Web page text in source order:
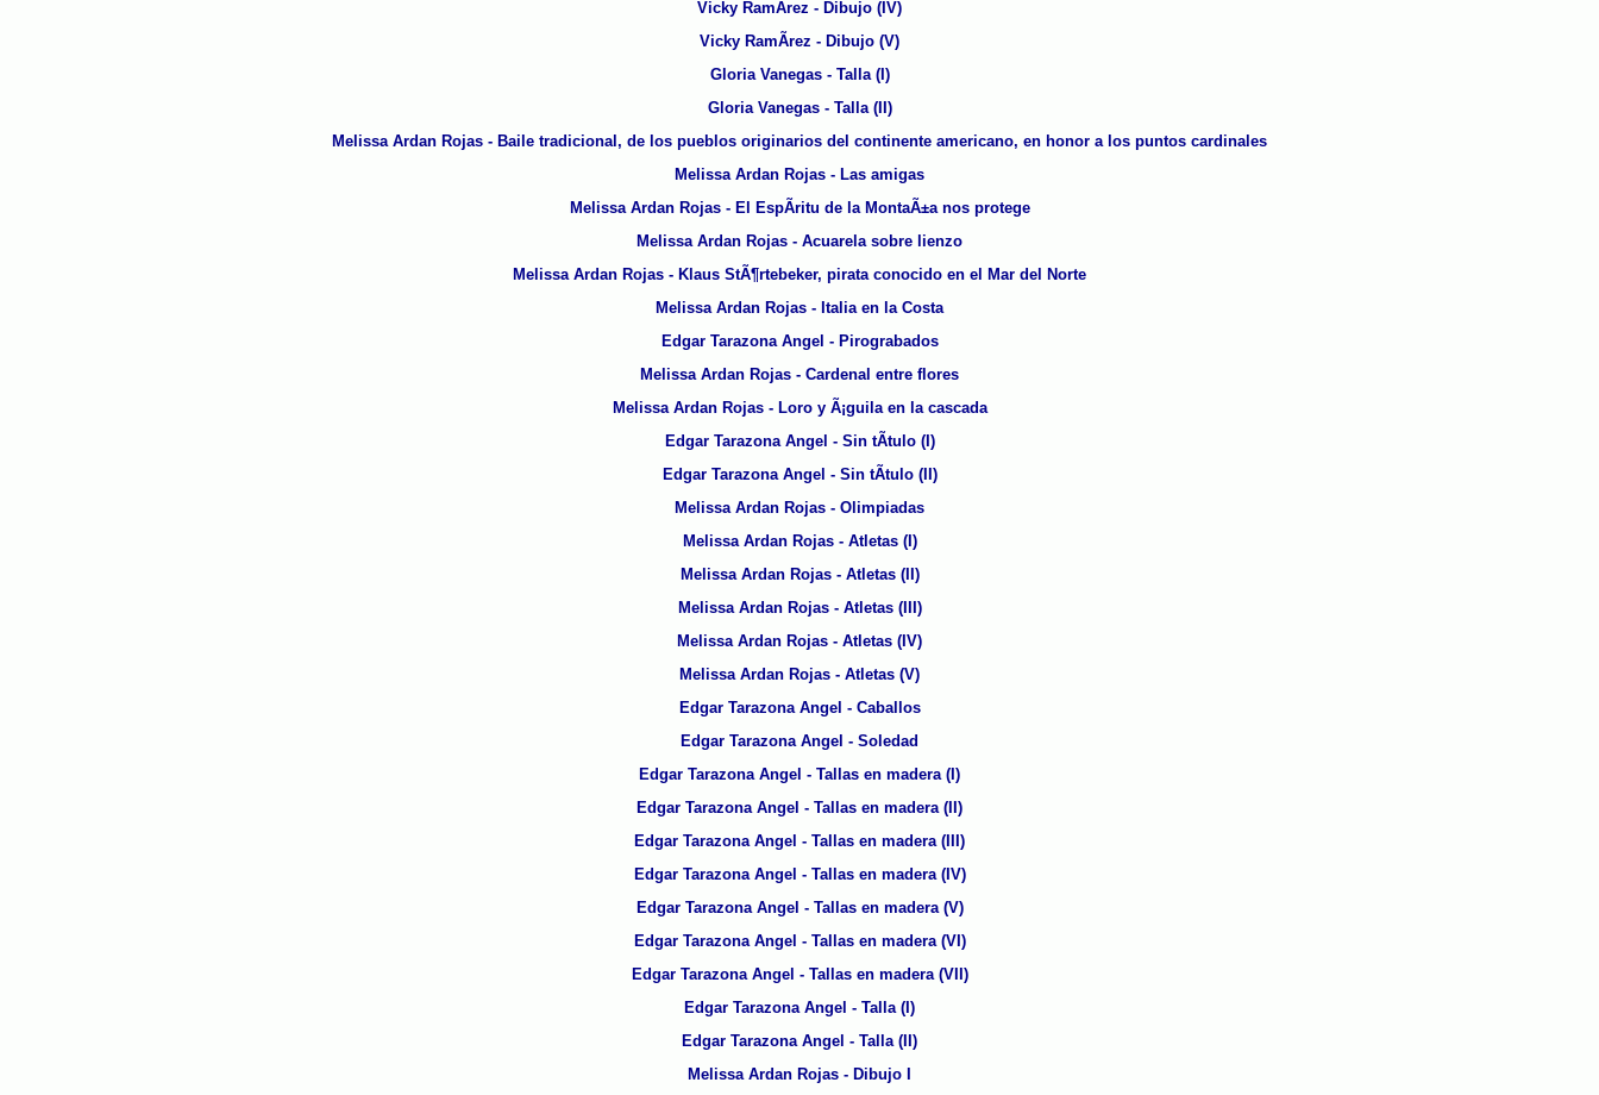
Vicky RamÃ­rez - Dibujo (IV)
Vicky RamÃ­rez - Dibujo (V)
Gloria Vanegas - Talla (I)
Gloria Vanegas - Talla (II)
Melissa Ardan Rojas - Baile tradicional, de los pueblos originarios del continente americano, en honor a los puntos cardinales
Melissa Ardan Rojas - Las amigas
Melissa Ardan Rojas - El EspÃ­ritu de la MontaÃ±a nos protege
Melissa Ardan Rojas - Acuarela sobre lienzo
Melissa Ardan Rojas - Klaus StÃ¶rtebeker, pirata conocido en el Mar del Norte
Melissa Ardan Rojas - Italia en la Costa
Edgar Tarazona Angel - Pirograbados
Melissa Ardan Rojas - Cardenal entre flores
Melissa Ardan Rojas - Loro y Ã¡guila en la cascada
Edgar Tarazona Angel - Sin tÃ­tulo (I)
Edgar Tarazona Angel - Sin tÃ­tulo (II)
Melissa Ardan Rojas - Olimpiadas
Melissa Ardan Rojas - Atletas (I)
Melissa Ardan Rojas - Atletas (II)
Melissa Ardan Rojas - Atletas (III)
Melissa Ardan Rojas - Atletas (IV)
Melissa Ardan Rojas - Atletas (V)
Edgar Tarazona Angel - Caballos
Edgar Tarazona Angel - Soledad
Edgar Tarazona Angel - Tallas en madera (I)
Edgar Tarazona Angel - Tallas en madera (II)
Edgar Tarazona Angel - Tallas en madera (III)
Edgar Tarazona Angel - Tallas en madera (IV)
Edgar Tarazona Angel - Tallas en madera (V)
Edgar Tarazona Angel - Tallas en madera (VI)
Edgar Tarazona Angel - Tallas en madera (VII)
Edgar Tarazona Angel - Talla (I)
Edgar Tarazona Angel - Talla (II)
Melissa Ardan Rojas - Dibujo I